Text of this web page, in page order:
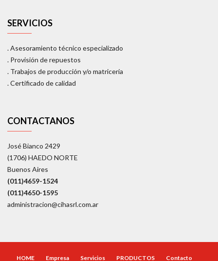
SERVICIOS
. Asesoramiento técnico especializado
. Provisión de repuestos
. Trabajos de producción y/o matricería
. Certificado de calidad
CONTACTANOS
José Bianco 2429
(1706) HAEDO NORTE
Buenos Aires
(011)4659-1524
(011)4650-1595
administracion@cihasrl.com.ar
HOME Empresa Servicios PRODUCTOS Contacto